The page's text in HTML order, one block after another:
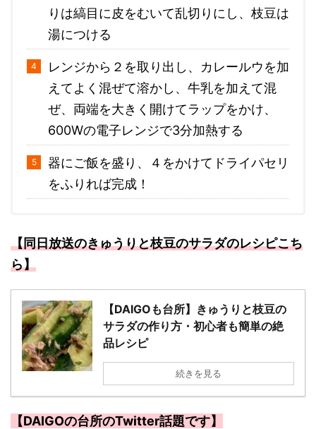
りは縞目に皮をむいて乱切りにし、枝豆は
湯につける
レンジから２を取り出し、カレールウを加
えてよく混ぜて溶かし、牛乳を加えて混
ぜ、両端を大きく開けてラップをかけ、
600Wの電子レンジで3分加熱する
器にご飯を盛り、４をかけてドライパセリ
をふりれば完成！
【同日放送のきゅうりと枝豆のサラダのレシピこち
ら】
【DAIGOも台所】きゅうりと枝豆の
サラダの作り方・初心者も簡単の絶
品レシピ
続きを見る
【DAIGOの台所のTwitter話題です】